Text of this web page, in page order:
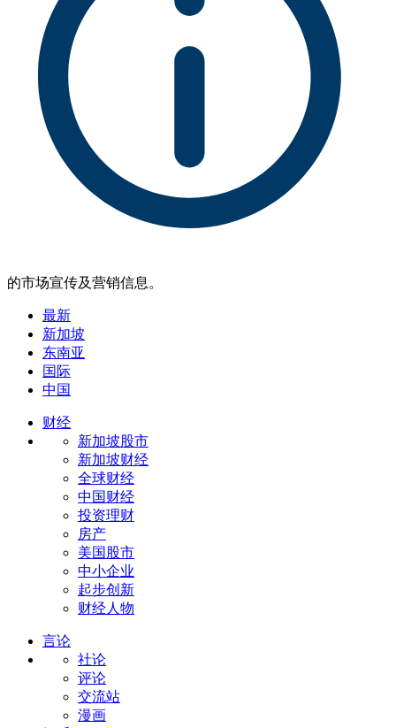
的市场宣传及营销信息。
最新
新加坡
东南亚
国际
中国
财经
新加坡股市
新加坡财经
全球财经
中国财经
投资理财
房产
美国股市
中小企业
起步创新
财经人物
言论
社论
评论
交流站
漫画